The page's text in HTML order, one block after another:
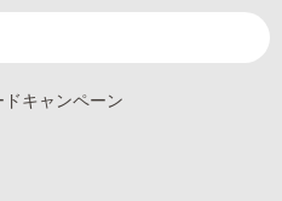
ドキャンペーン